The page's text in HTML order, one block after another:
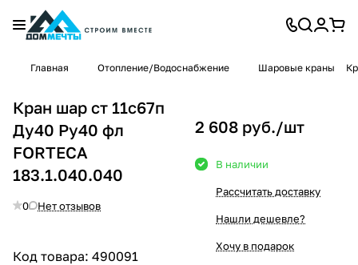
Главная Отопление/Водоснабжение Шаровые краны
Кран шар ст 11с67п
Ду40 Ру40 фл
FORTECA
183.1.040.040
0 Нет отзывов
Код товара: 490091
2 608 руб./шт
В наличии
Рассчитать доставку
Нашли дешевле?
Хочу в подарок